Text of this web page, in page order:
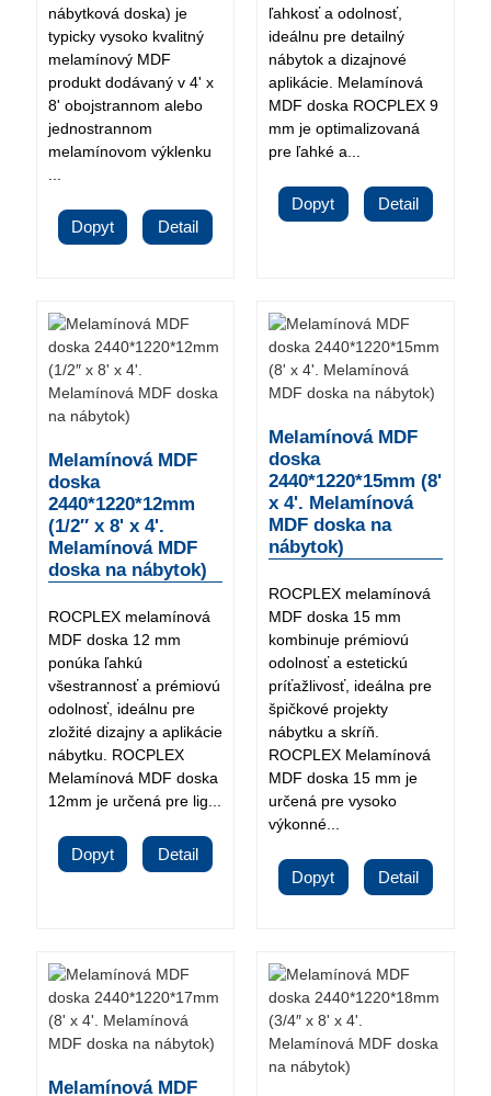
nábytková doska) je
typicky vysoko kvalitný
melamínový MDF
produkt dodávaný v 4' x
8' obojstrannom alebo
jednostrannom
melamínovom výklenku
Dopyt Detail
ľahkosť a odolnosť,
ideálnu pre detailný
nábytok a dizajnové
aplikácie. Melamínová
MDF doska ROCPLEX 9
mm je optimalizovaná
pre ľahké a...
Dopyt Detail
Melamínová MDF
doska
2440*1220*12mm
(1/2″ x 8' x 4'.
Melamínová MDF
doska na nábytok)
ROCPLEX melamínová
MDF doska 12 mm
ponúka ľahkú
všestrannosť a prémiovú
odolnosť, ideálnu pre
zložité dizajny a aplikácie
nábytku. ROCPLEX
Melamínová MDF doska
12mm je určená pre lig...
Dopyt Detail
Melamínová MDF
doska
2440*1220*15mm (8'
x 4'. Melamínová
MDF doska na
nábytok)
ROCPLEX melamínová
MDF doska 15 mm
kombinuje prémiovú
odolnosť a estetickú
príťažlivosť, ideálna pre
špičkové projekty
nábytku a skríň.
ROCPLEX Melamínová
MDF doska 15 mm je
určená pre vysoko
výkonné...
Dopyt Detail
Melamínová MDF